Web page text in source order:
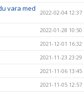
vara med
2022-02-04 12:37
2022-01-28 10:50
2021-12-01 16:32
2021-11-23 23:29
2021-11-06 13:45
2021-11-05 12:57